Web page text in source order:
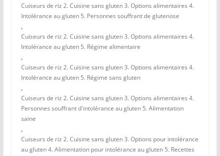
Cuiseurs de riz 2. Cuisine sans gluten 3. Options alimentaires 4.
Intolérance au gluten 5. Personnes souffrant de glutenose
,
Cuiseurs de riz 2. Cuisine sans gluten 3. Options alimentaires 4.
Intolérance au gluten 5. Régime alimentaire
,
Cuiseurs de riz 2. Cuisine sans gluten 3. Options alimentaires 4.
Intolérance au gluten 5. Régime sans gluten
,
Cuiseurs de riz 2. Cuisine sans gluten 3. Options alimentaires 4.
Personnes souffrant d'intolérance au gluten 5. Alimentation
saine
,
Cuiseurs de riz 2. Cuisine sans gluten 3. Options pour intolérance
au gluten 4. Alimentation pour intolérance au gluten 5. Recettes